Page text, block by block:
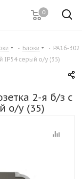
0
- Блоки - РА16-302
IP54 серый о/у (35)
2-я б/з с
о/у (35)